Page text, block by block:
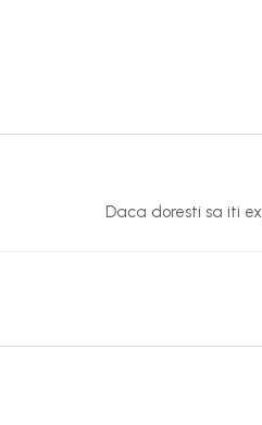
Daca doresti sa iti